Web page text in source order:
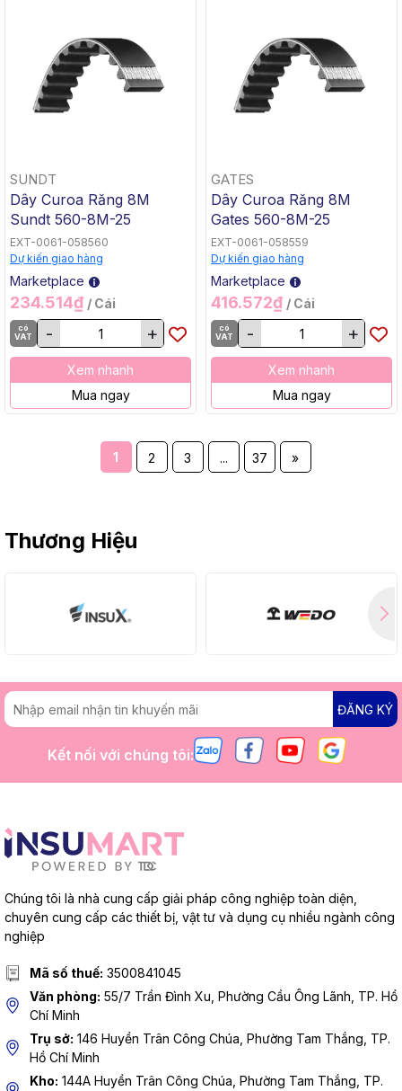
SUNDT
Dây Curoa Răng 8M
Sundt 560-8M-25
EXT-0061-058560
Dự kiến giao hàng
Marketplace
234.514₫ / Cái
có
VAT
- +
Xem nhanh
Mua ngay
GATES
Dây Curoa Răng 8M
Gates 560-8M-25
EXT-0061-058559
Dự kiến giao hàng
Marketplace
416.572₫ / Cái
có
VAT
- +
Xem nhanh
Mua ngay
1 2 3 ... 37 »
Thương Hiệu
ĐĂNG KÝ
Kết nối với chúng tôi:
Chúng tôi là nhà cung cấp giải pháp công nghiệp toàn diện,
chuyên cung cấp các thiết bị, vật tư và dụng cụ nhiều ngành công
nghiệp
Mã số thuế: 3500841045
Văn phòng: 55/7 Trần Đình Xu, Phường Cầu Ông Lãnh, TP. Hồ
Chí Minh
Trụ sở: 146 Huyền Trân Công Chúa, Phường Tam Thắng, TP.
Hồ Chí Minh
Kho: 144A Huyền Trân Công Chúa, Phường Tam Thắng, TP.